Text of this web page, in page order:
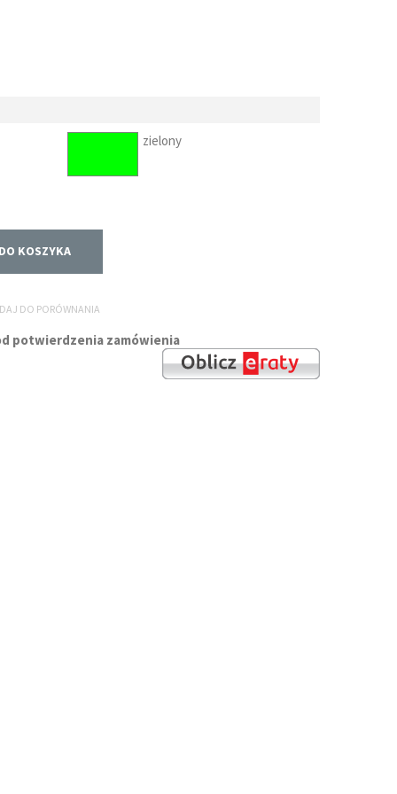
zielony
KOSZYKA
DO PORÓWNANIA
potwierdzenia zamówienia